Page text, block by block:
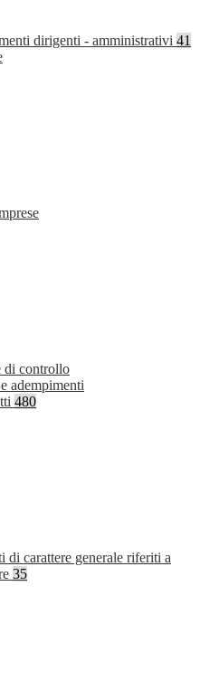
dirigenti - amministrativi 41
di controllo
adempimenti
480
di carattere generale riferiti a
35